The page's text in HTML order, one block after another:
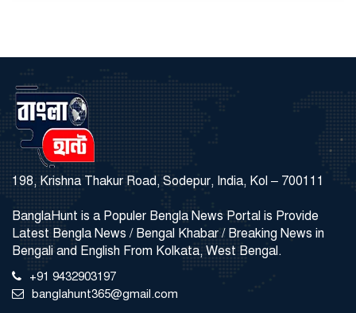
198, Krishna Thakur Road, Sodepur, India, Kol – 700111
BanglaHunt is a Populer Bengla News Portal is Provide
Latest Bengla News / Bengal Khabar / Breaking News in
Bengali and English From Kolkata, West Bengal.
+91 9432903197
banglahunt365@gmail.com